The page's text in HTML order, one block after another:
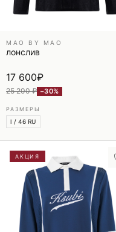
MAO BY MAO
лонслив
17 600₽
25 200 ₽ −30%
РАЗМЕРЫ
l / 46 RU
АКЦИЯ